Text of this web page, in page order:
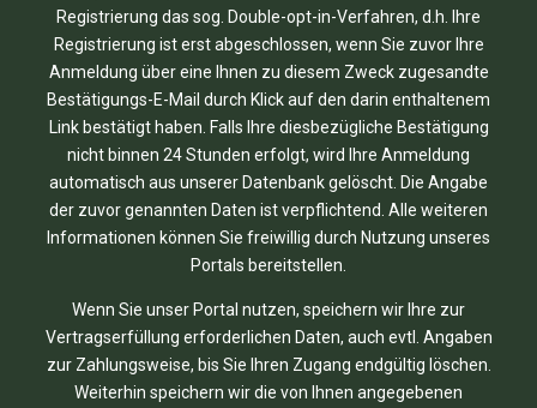
Registrierung das sog. Double-opt-in-Verfahren, d.h. Ihre
Registrierung ist erst abgeschlossen, wenn Sie zuvor Ihre
Anmeldung über eine Ihnen zu diesem Zweck zugesandte
Bestätigungs-E-Mail durch Klick auf den darin enthaltenem
Link bestätigt haben. Falls Ihre diesbezügliche Bestätigung
nicht binnen 24 Stunden erfolgt, wird Ihre Anmeldung
automatisch aus unserer Datenbank gelöscht. Die Angabe
der zuvor genannten Daten ist verpflichtend. Alle weiteren
Informationen können Sie freiwillig durch Nutzung unseres
Portals bereitstellen.
Wenn Sie unser Portal nutzen, speichern wir Ihre zur
Vertragserfüllung erforderlichen Daten, auch evtl. Angaben
zur Zahlungsweise, bis Sie Ihren Zugang endgültig löschen.
Weiterhin speichern wir die von Ihnen angegebenen